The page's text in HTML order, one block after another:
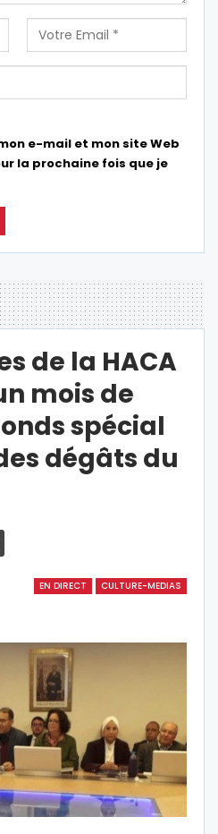
e-mail et mon site Web
la prochaine fois que je
de la HACA
mois de
spécial
dégâts du
EN DIRECT CULTURE-MEDIAS